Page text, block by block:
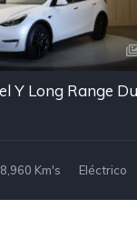
Km's Eléctrico